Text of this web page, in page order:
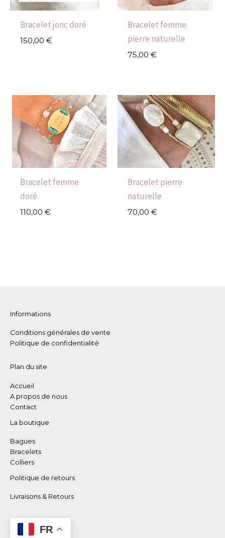
Bracelet jonc doré
150,00€
Bracelet femme
pierre naturelle
75,00€
Bracelet femme
doré
110,00€
Bracelet pierre
naturelle
70,00€
Informations
Conditions générales de vente
Politique de confidentialité
Plan du site
Accueil
A propos de nous
Contact
La boutique
Bagues
Bracelets
Colliers
Politique de retours
Livraisons & Retours
FR